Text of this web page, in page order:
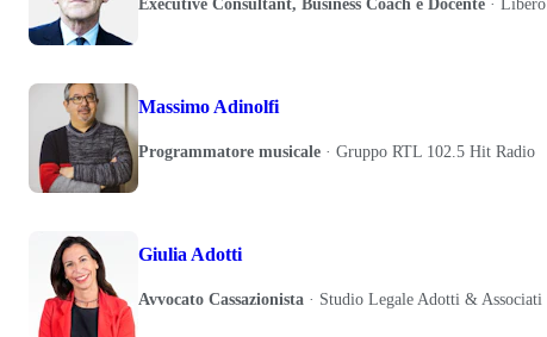
Executive Consultant, Business Coach e Docente · Libero
Massimo Adinolfi
Programmatore musicale · Gruppo RTL 102.5 Hit Radio
Giulia Adotti
Avvocato Cassazionista · Studio Legale Adotti & Associati